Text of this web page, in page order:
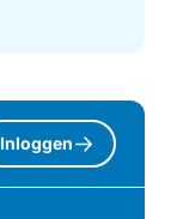
Inloggen